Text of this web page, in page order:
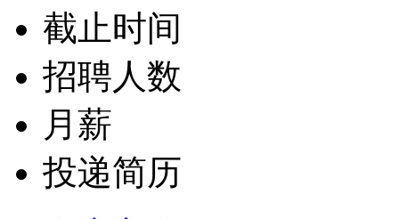
截止时间
招聘人数
月薪
投递简历